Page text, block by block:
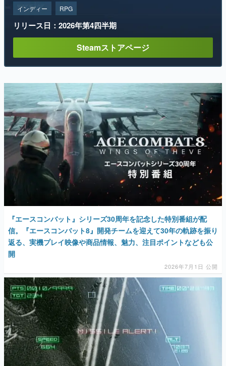
インディー RPG
リリース日：2026年第4四半期
Steamストアページ
『エースコンバット』シリーズ30周年を記念した特別番組が配
信。『エースコンバット8』開発チームを迎えて30年の軌跡を振り
返る、実機プレイ映像や商品情報、魅力、注目ポイントなども公
開
2026年7月1日 公開